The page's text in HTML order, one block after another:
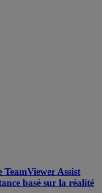
Assist
basé sur la réalité